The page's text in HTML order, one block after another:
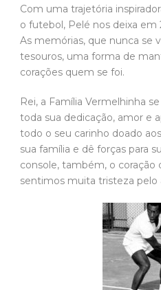
Com uma trajetória
o futebol, Pelé nos deixa
As memórias, que nunca se
tesouros, uma forma de
corações quem se foi.
Rei, a Família Vermelhinha
toda sua dedicação, amor e
todo o seu carinho doado
sua família e dê forças para
console, também, o coração
sentimos muita tristeza pelo